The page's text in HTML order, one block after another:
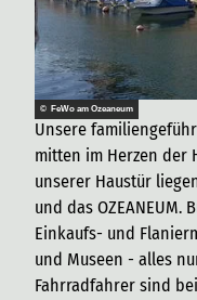
© FeWo am Ozeaneum
Unsere
mitten im Herzen der
unserer Haustür
und das OZEANEUM.
Einkaufs- und
und Museen - alles
Fahrradfahrer sind